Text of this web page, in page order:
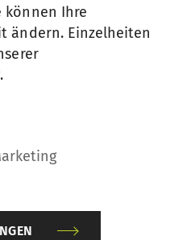
bei.
Das auf der
produzierte Garn
Festigkeit und
sehr gern
haben
Sie
können Ihre
ändern. Einzelheiten
.